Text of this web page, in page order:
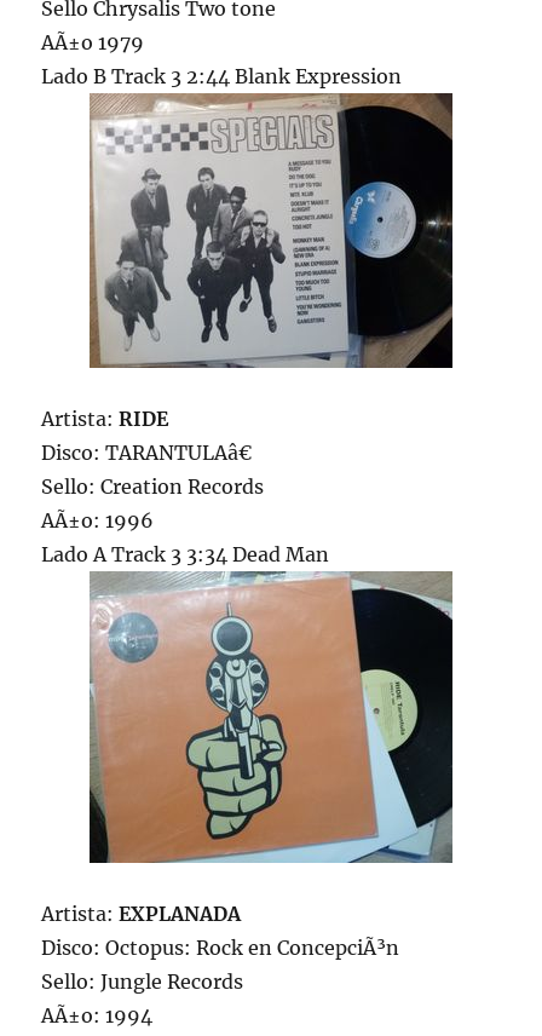
Sello Chrysalis Two tone
AÃ±o 1979
Lado B Track 3 2:44 Blank Expression
Artista:RIDE
Disco: TARANTULAâ€
Sello: Creation Records
AÃ±o: 1996
Lado A Track 3 3:34 Dead Man
Artista:EXPLANADA
Disco: Octopus: Rock en ConcepciÃ³n
Sello: Jungle Records
AÃ±o: 1994